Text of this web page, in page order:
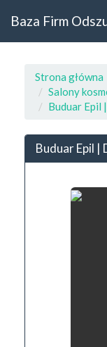
Baza Firm
Strona główna
Salony
Buduar Epil
Buduar Epil |